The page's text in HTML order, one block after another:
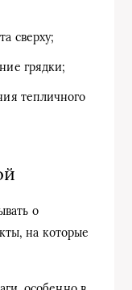
сверху;
грядки;
тепличного
о
на которые